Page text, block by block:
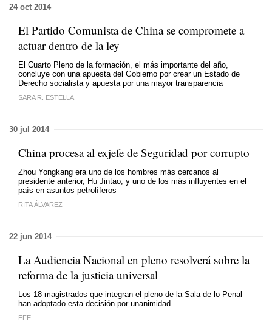
24 oct 2014
El Partido Comunista de China se compromete a
actuar dentro de la ley
El Cuarto Pleno de la formación, el más importante del año,
concluye con una apuesta del Gobierno por crear un Estado de
Derecho socialista y apuesta por una mayor transparencia
SARA R. ESTELLA
30 jul 2014
China procesa al exjefe de Seguridad por corrupto
Zhou Yongkang era uno de los hombres más cercanos al
presidente anterior, Hu Jintao, y uno de los más influyentes en el
país en asuntos petrolíferos
RITA ÁLVAREZ
22 jun 2014
La Audiencia Nacional en pleno resolverá sobre la
reforma de la justicia universal
Los 18 magistrados que integran el pleno de la Sala de lo Penal
han adoptado esta decisión por unanimidad
EFE